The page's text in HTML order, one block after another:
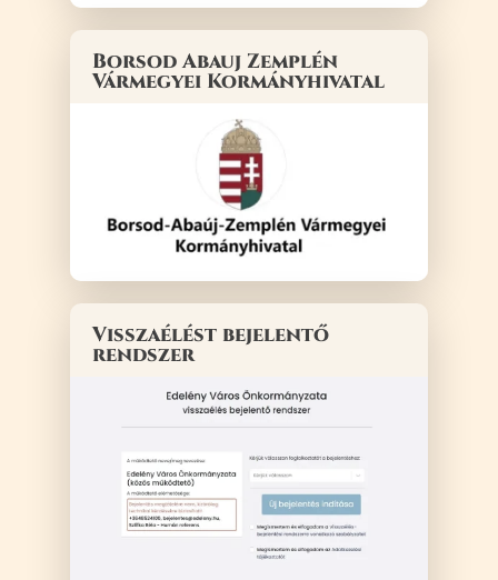
Borsod Abauj Zemplén
Vármegyei Kormányhivatal
Visszaélést bejelentő
rendszer